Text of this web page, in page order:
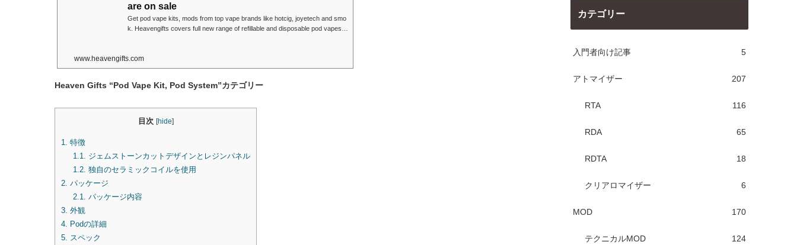
are on sale
Get pod vape kits, mods from top vape brands like hotcig, joyetech and smo
k. Heavengifts covers full new range of refillable and disposable pod vapes p
www.heavengifts.com
Heaven Gifts “Pod Vape Kit, Pod System”カテゴリー
目次 [hide]
1. 特徴
1.1. ジェムストーンカットデザインとレジンパネル
1.2. 独自のセラミックコイルを使用
2. パッケージ
2.1. パッケージ内容
3. 外観
4. Podの詳細
5. スペック
カテゴリー
入門者向け記事 5
アトマイザー 207
RTA 116
RDA 65
RDTA 18
クリアロマイザー 6
MOD 170
テクニカルMOD 124